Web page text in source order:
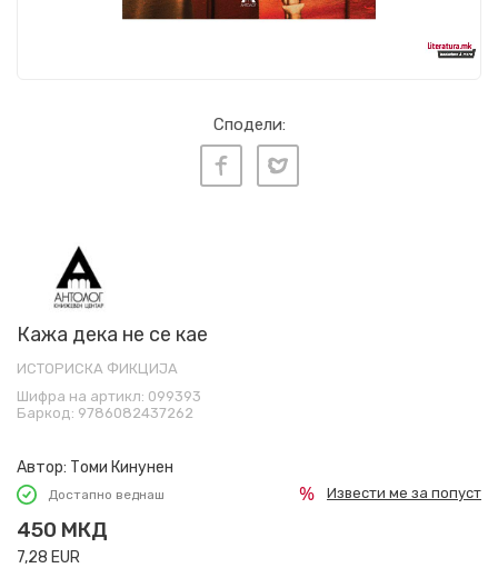
Сподели:
Кажа дека не се кае
ИСТОРИСКА ФИКЦИЈА
Шифра на артикл: 099393
Баркод: 9786082437262
Автор: Томи Кинунен
Достапно веднаш
450 МКД
7,28 EUR
Извести ме за попуст